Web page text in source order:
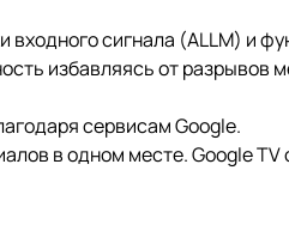
входного сигнала (ALLM) и
избавляясь от разрывов
сервисам Google.
в одном месте. Google